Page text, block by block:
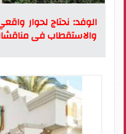
الوفد: نحتاج لحوار
والاستقطاب فى